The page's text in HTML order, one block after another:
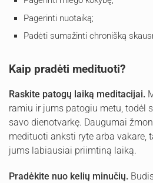
Pagerinti nuotaiką;
Padėti sumažinti chronišką
Kaip pradėti medituoti?
Raskite patogų laiką meditacijai.
ramiu ir jums patogiu metu, todėl
savo dienotvarkę. Daugumai
medituoti anksti ryte arba vakare,
jums labiausiai priimtiną laiką.
Pradėkite nuo kelių minučių.